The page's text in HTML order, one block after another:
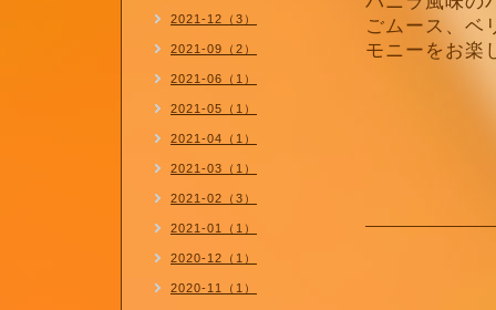
ごムース、ベ
モニーをお楽
2021-12（3）
2021-09（2）
2021-06（1）
2021-05（1）
2021-04（1）
2021-03（1）
2021-02（3）
2021-01（1）
2020-12（1）
2020-11（1）